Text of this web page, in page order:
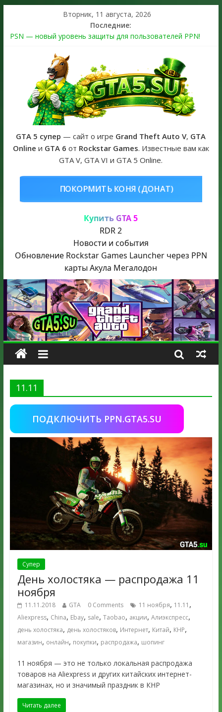
Вторник, 11 августа, 2026
Последние:
PSN — новый уровень защиты для пользователей PPN!
The Kortz Center Heist выйдет в GTA Online уже 14 июля
Регистрация в Rockstar Games Social Club ошибка #1.500.7:
как зарегистрировать аккаунт и войти без проблем в 2026
Получайте особые награды в GTA Online по программе
Fine Art Collector
GTA 6 официальная обложка игры и Предзаказ Grand Theft
Auto VI
GTA 5 супер — сайт о игре Grand Theft Auto V, GTA
Online и GTA 6 от Rockstar Games. Известные вам как
GTA V, GTA VI и GTA 5 Online.
КУПИТЬ GTA 5
Купить GTA 5
RDR 2
Новости и события
Обновление Rockstar Games Launcher через PPN
карты Акула Мегалодон
11.11
ПОДКЛЮЧИТЬ PPN.GTA5.SU
Супер
День холостяка — распродажа 11
ноября
11.11.2018 GTA 0 Comments 11 ноября, 11.11 ,
Aliexpress, China, Ebay, sale, Taobao, акции, Алиэкспресс,
день холостяка, день холостяков, Интернет, Китай, КНР,
магазин, онлайн, покупки, распродажа, шопинг
11 ноября — это не только локальная распродажа
товаров на Aliexpress и других китайских интернет-
магазинах, но и значимый праздник в КНР
Читать далее